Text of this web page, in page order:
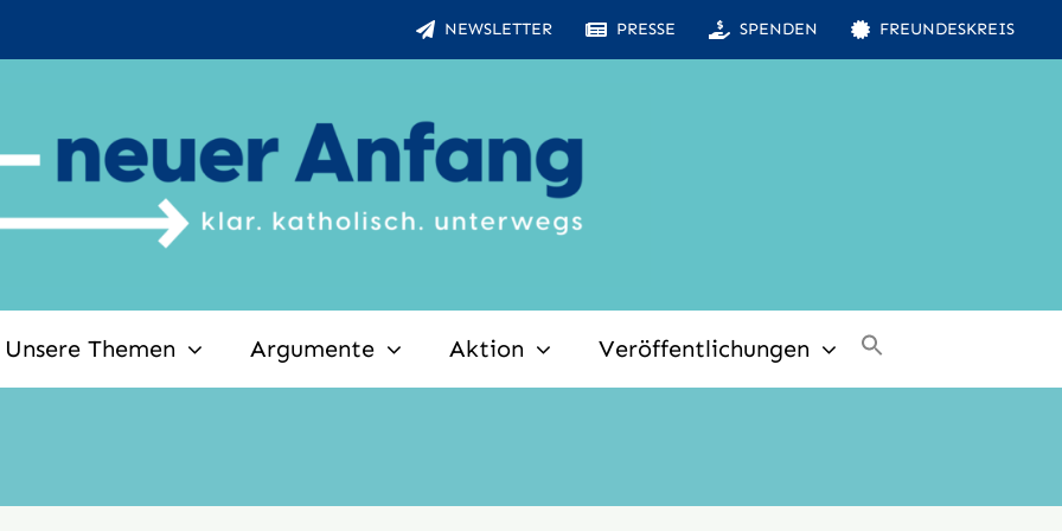
NEWSLETTER PRESSE SPENDEN FREUNDESKREIS
Unsere Themen Argumente Aktion Veröffentlichungen